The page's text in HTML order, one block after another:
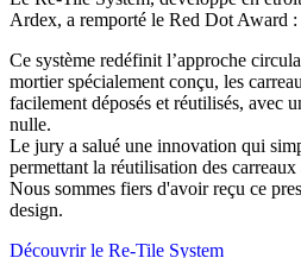
Ardex, a remporté le Red Dot Award
Ce système redéfinit l’approche
mortier spécialement conçu, les
facilement déposés et réutilisés, avec
nulle.
Le jury a salué une innovation qui
permettant la réutilisation des
Nous sommes fiers d'avoir reçu ce
design.
Découvrir le Re-Tile System